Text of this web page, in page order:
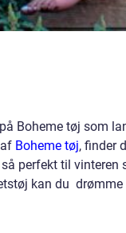
Boheme tøj som
Boheme tøj, finder
perfekt til
kan du